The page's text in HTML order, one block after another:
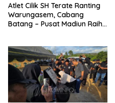
Atlet Cilik SH Terate Ranting
Warungasem, Cabang
Batang – Pusat Madiun Raih